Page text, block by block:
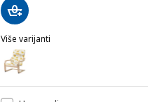
Više varijanti
POÄNG
Mogućnost: POÄNG, Dječja